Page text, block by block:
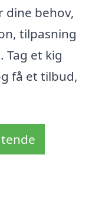
dine behov,
tilpasning
Tag et kig
få et tilbud,